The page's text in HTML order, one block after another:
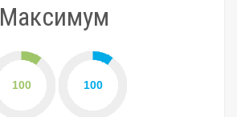
Максимум